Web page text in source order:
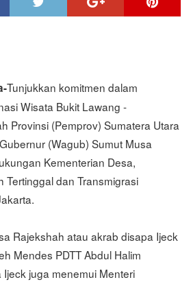
Tunjukkan komitmen dalam
Wisata Bukit Lawang -
Provinsi (Pemprov) Sumatera Utara
(Wagub) Sumut Musa
Kementerian Desa,
Tertinggal dan Transmigrasi
Rajekshah atau akrab disapa Ijeck
Mendes PDTT Abdul Halim
juga menemui Menteri